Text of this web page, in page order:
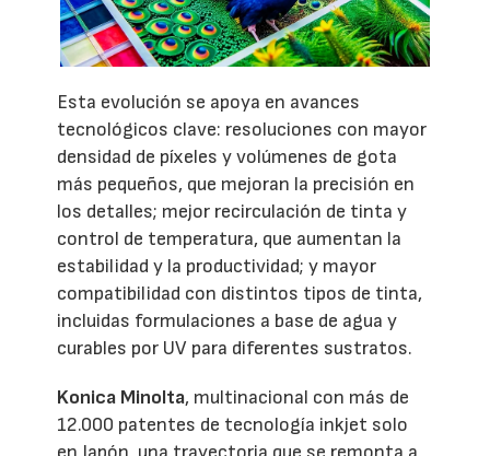
Esta evolución se apoya en avances
tecnológicos clave: resoluciones con mayor
densidad de píxeles y volúmenes de gota
más pequeños, que mejoran la precisión en
los detalles; mejor recirculación de tinta y
control de temperatura, que aumentan la
estabilidad y la productividad; y mayor
compatibilidad con distintos tipos de tinta,
incluidas formulaciones a base de agua y
curables por UV para diferentes sustratos.
Konica Minolta, multinacional con más de
12.000 patentes de tecnología inkjet solo